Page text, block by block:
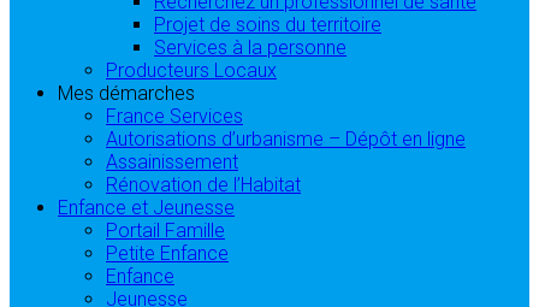
Projet de soins du territoire
Services à la personne
Producteurs Locaux
Mes démarches
France Services
Autorisations d’urbanisme – Dépôt en ligne
Assainissement
Rénovation de l’Habitat
Enfance et Jeunesse
Portail Famille
Petite Enfance
Enfance
Jeunesse